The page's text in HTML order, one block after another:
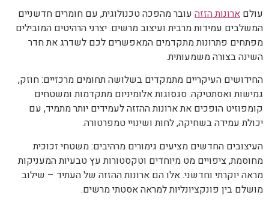
עולם ארונות הזזה עובר מהפכה טכנולוגית, עם חומרים חדשניים
המשלבים עמידות מרבית ועיצוב מרשים. יצרני הרהיטים המובילים
מפתחים פתרונות מתקדמים המאפשרים לכם לשדרג את חדר
השינה בצורה משמעותית.
החידושים העיקריים מתמקדים בשלושה תחומים מרכזיים: חוזק,
גמישות ואסתטיקה. סגסוגות אלומיניום מתקדמות ומשטחים
קומפוזיט הופכים את ארונות ההזזה לעמידים יותר מתמיד, עם
יכולת עמידה בשחיקה, לחות ושינויי טמפרטורה.
העיצובים החדשים מציעים גימורים מרהיבים: משטחי זכוכית
מחוסמת, ציפויים מט מיוחדים וטקסטורות עץ טבעיות המעניקות
מראה יוקרתי וחדשני. אלו הם ארונות ההזזה של העתיד – שילוב
מושלם בין פונקציונליות למראה אסטתי מרשים.